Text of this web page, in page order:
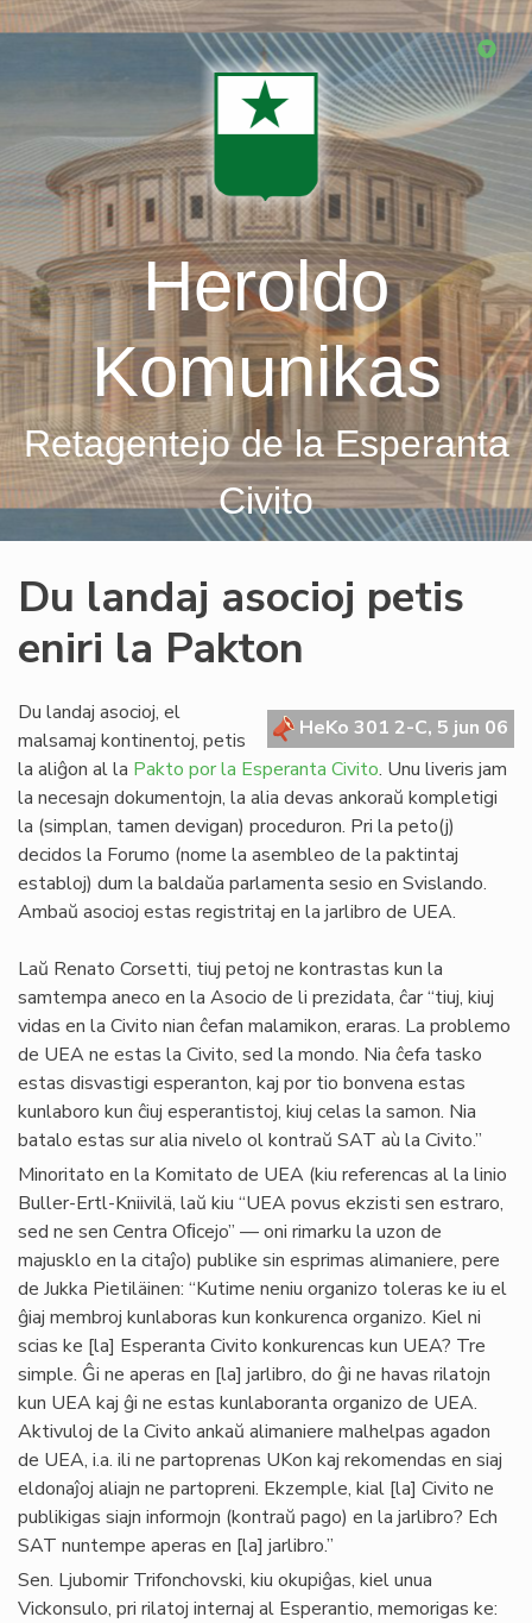
Skip
Heroldo
Komunikas
Retagentejo de la Esperanta
Civito
Du landaj asocioj petis
eniri la Pakton
HeKo 301 2-C, 5 jun 06
Du landaj asocioj, el
malsamaj kontinentoj, petis
la aliĝon al la Pakto por la Esperanta Civito. Unu liveris jam
la necesajn dokumentojn, la alia devas ankoraŭ kompletigi
la (simplan, tamen devigan) proceduron. Pri la peto(j)
decidos la Forumo (nome la asembleo de la paktintaj
establoj) dum la baldaŭa parlamenta sesio en Svislando.
Ambaŭ asocioj estas registritaj en la jarlibro de UEA.
Laŭ Renato Corsetti, tiuj petoj ne kontrastas kun la
samtempa aneco en la Asocio de li prezidata, ĉar “tiuj, kiuj
vidas en la Civito nian ĉefan malamikon, eraras. La problemo
de UEA ne estas la Civito, sed la mondo. Nia ĉefa tasko
estas disvastigi esperanton, kaj por tio bonvena estas
kunlaboro kun ĉiuj esperantistoj, kiuj celas la samon. Nia
batalo estas sur alia nivelo ol kontraŭ SAT aù la Civito.”
Minoritato en la Komitato de UEA (kiu referencas al la linio
Buller-Ertl-Kniivilä, laŭ kiu “UEA povus ekzisti sen estraro,
sed ne sen Centra Oﬁcejo” — oni rimarku la uzon de
majusklo en la citaĵo) publike sin esprimas alimaniere, pere
de Jukka Pietiläinen: “Kutime neniu organizo toleras ke iu el
ĝiaj membroj kunlaboras kun konkurenca organizo. Kiel ni
scias ke [la] Esperanta Civito konkurencas kun UEA? Tre
simple. Ĝi ne aperas en [la] jarlibro, do ĝi ne havas rilatojn
kun UEA kaj ĝi ne estas kunlaboranta organizo de UEA.
Aktivuloj de la Civito ankaŭ alimaniere malhelpas agadon
de UEA, i.a. ili ne partoprenas UKon kaj rekomendas en siaj
eldonaĵoj aliajn ne partopreni. Ekzemple, kial [la] Civito ne
publikigas siajn informojn (kontraŭ pago) en la jarlibro? Ech
SAT nuntempe aperas en [la] jarlibro.”
Sen. Ljubomir Trifonchovski, kiu okupiĝas, kiel unua
Vickonsulo, pri rilatoj internaj al Esperantio, memorigas ke: